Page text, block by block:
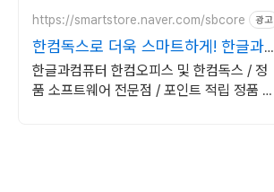
https://smartstore.naver.com/sbcore 광고
한컴독스로 더욱 스마트하게! 한글과컴
퓨터 정품 인증점
한글과컴퓨터 한컴오피스 및 한컴독스 / 정
품 소프트웨어 전문점 / 포인트 적립 정품 소